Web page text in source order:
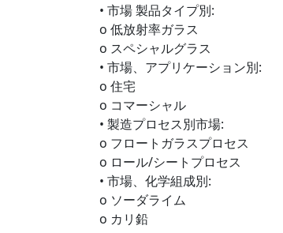
• 市場 製品タイプ別:
o 低放射率ガラス
o スペシャルグラス
• 市場、アプリケーション別:
o 住宅
o コマーシャル
• 製造プロセス別市場:
o フロートガラスプロセス
o ロール/シートプロセス
• 市場、化学組成別:
o ソーダライム
o カリ鉛